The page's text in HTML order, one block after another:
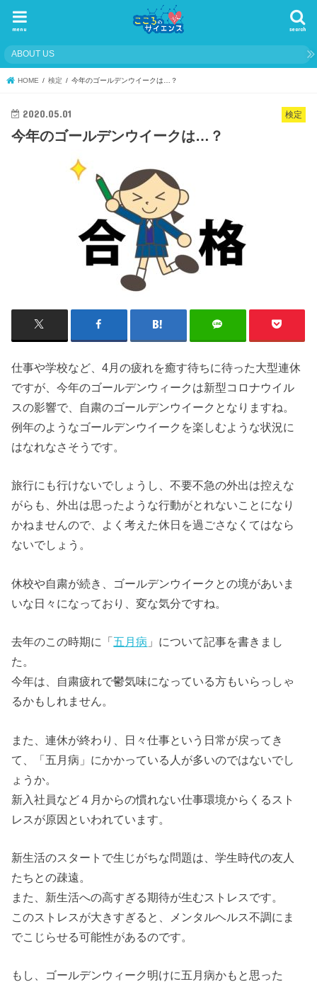
search
menu
ABOUT US
HOME 検定 今年のゴールデンウイークは…？
検定
2020.05.01
今年のゴールデンウイークは…？
仕事や学校など、4月の疲れを癒す待ちに待った大型連休
ですが、今年のゴールデンウィークは新型コロナウイル
スの影響で、自粛のゴールデンウイークとなりますね。
例年のようなゴールデンウイークを楽しむような状況に
はなれなさそうです。
旅行にも行けないでしょうし、不要不急の外出は控えな
がらも、外出は思ったような行動がとれないことになり
かねませんので、よく考えた休日を過ごさなくてはなら
ないでしょう。
休校や自粛が続き、ゴールデンウイークとの境があいま
いな日々になっており、変な気分ですね。
去年のこの時期に「五月病 」について記事を書きまし
た。
今年は、自粛疲れで鬱気味になっている方もいらっしゃ
るかもしれません。
また、連休が終わり、日々仕事という日常が戻ってき
て、「五月病」にかかっている人が多いのではないでし
ょうか。
新入社員など４月からの慣れない仕事環境からくるスト
レスが原因といわれています。
新生活のスタートで生じがちな問題は、学生時代の友人
たちとの疎遠。
また、新生活への高すぎる期待が生むストレスです。
このストレスが大きすぎると、メンタルヘルス不調にま
でこじらせる可能性があるのです。
もし、ゴールデンウィーク明けに五月病かもと思った